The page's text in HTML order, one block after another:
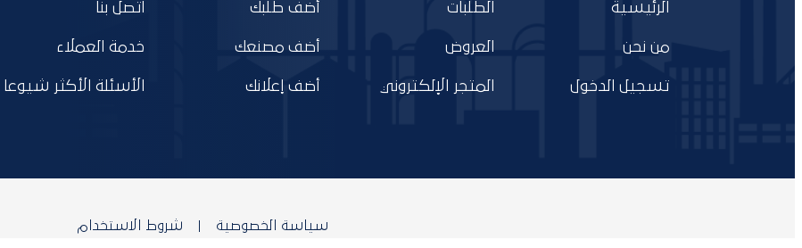
الرئيسية
من نحن
تسجيل الدخول
الطلبات
العروض
المتجر الإلكتروني
أضف طلبك
أضف مصنعك
أضف إعلانك
اتصل بنا
خدمة العملاء
الأسئلة الأكثر شيوعا
سياسة الخصوصية شروط الاستخدام